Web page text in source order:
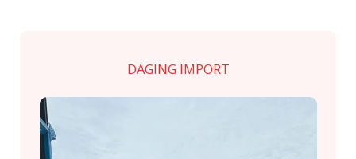
DAGING IMPORT